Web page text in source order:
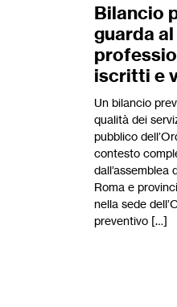
Bilancio
guarda
iscritti e
Un bilancio
qualità dei
pubblico
contesto
dall’assemblea
Roma e
nella sede
preventivo […]